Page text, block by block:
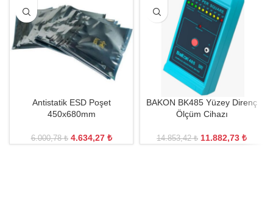
Antistatik ESD Poşet
450x680mm
6.000,78₺ 4.634,27 ₺
BAKON BK485 Yüzey Direnç
Ölçüm Cihazı
14.853,42₺ 11.882,73 ₺